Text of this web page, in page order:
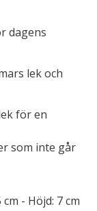
dagens
lek och
för en
som inte går
- Höjd: 7 cm